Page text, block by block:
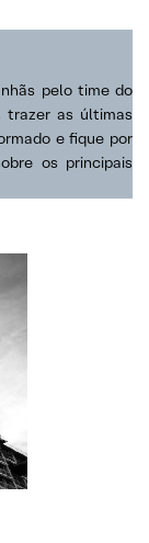
pelo time do
trazer as últimas
e fique por
os principais